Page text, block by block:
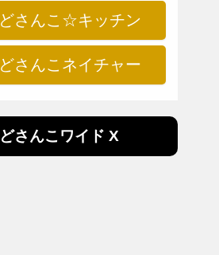
どさんこ☆キッチン
どさんこネイチャー
どさんこワイド X